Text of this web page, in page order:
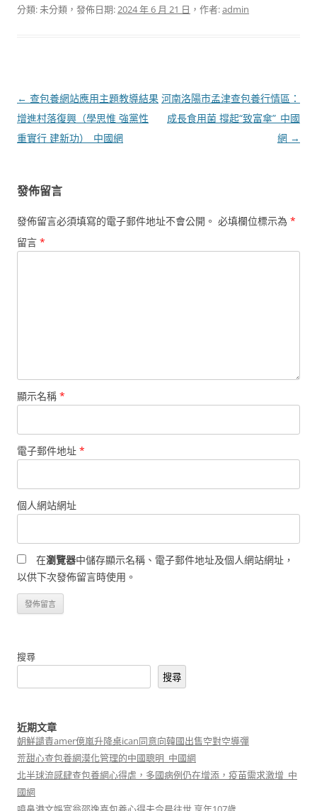
分類: 未分類，發佈日期:2024 年 6 月 21 日 ，作者:admin
文
章
導
← 查包養網站應用主題教導結果
增進村落復興（學思惟 強黨性
重實行 建新功）_中國網
河南洛陽市孟津查包養行情區：
成長食用菌 撐起“致富傘”_中國
網 →
發佈留言
發佈留言必須填寫的電子郵件地址不會公開。 必填欄位標示為 *
留言 *
顯示名稱 *
電子郵件地址 *
個人網站網址
在瀏覽器中儲存顯示名稱、電子郵件地址及個人網站網址，
以供下次發佈留言時使用。
搜尋
搜尋
近期文章
朝鮮譴責amer億嵐升降桌ican同意向韓國出售空對空導彈
荒甜心查包養網漠化管理的中國聰明_中國網
北半球流感肆查包養網心得虐，多國病例仍在增添，疫苗需求激增_中
國網